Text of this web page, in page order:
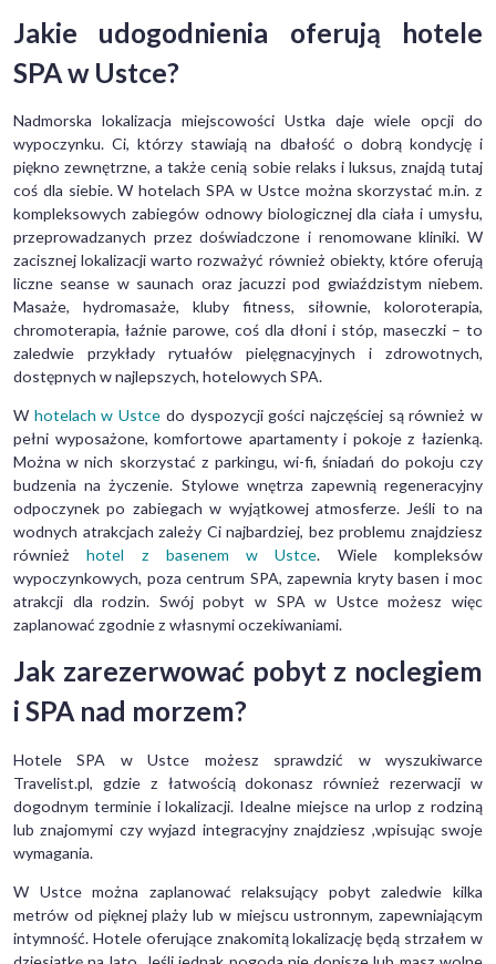
Jakie udogodnienia oferują hotele
SPA w Ustce?
Nadmorska lokalizacja miejscowości Ustka daje wiele opcji do
wypoczynku. Ci, którzy stawiają na dbałość o dobrą kondycję i
piękno zewnętrzne, a także cenią sobie relaks i luksus, znajdą tutaj
coś dla siebie. W hotelach SPA w Ustce można skorzystać m.in. z
kompleksowych zabiegów odnowy biologicznej dla ciała i umysłu,
przeprowadzanych przez doświadczone i renomowane kliniki. W
zacisznej lokalizacji warto rozważyć również obiekty, które oferują
liczne seanse w saunach oraz jacuzzi pod gwiaździstym niebem.
Masaże, hydromasaże, kluby fitness, siłownie, koloroterapia,
chromoterapia, łaźnie parowe, coś dla dłoni i stóp, maseczki – to
zaledwie przykłady rytuałów pielęgnacyjnych i zdrowotnych,
dostępnych w najlepszych, hotelowych SPA.
W hotelach w Ustce do dyspozycji gości najczęściej są również w
pełni wyposażone, komfortowe apartamenty i pokoje z łazienką.
Można w nich skorzystać z parkingu, wi-fi, śniadań do pokoju czy
budzenia na życzenie. Stylowe wnętrza zapewnią regeneracyjny
odpoczynek po zabiegach w wyjątkowej atmosferze. Jeśli to na
wodnych atrakcjach zależy Ci najbardziej, bez problemu znajdziesz
równieżhotel z basenem w Ustce. Wiele kompleksów
wypoczynkowych, poza centrum SPA, zapewnia kryty basen i moc
atrakcji dla rodzin. Swój pobyt w SPA w Ustce możesz więc
zaplanować zgodnie z własnymi oczekiwaniami.
Jak zarezerwować pobyt z noclegiem
i SPA nad morzem?
Hotele SPA w Ustce możesz sprawdzić w wyszukiwarce
Travelist.pl, gdzie z łatwością dokonasz również rezerwacji w
dogodnym terminie i lokalizacji. Idealne miejsce na urlop z rodziną
lub znajomymi czy wyjazd integracyjny znajdziesz ,wpisując swoje
wymagania.
W Ustce można zaplanować relaksujący pobyt zaledwie kilka
metrów od pięknej plaży lub w miejscu ustronnym, zapewniającym
intymność. Hotele oferujące znakomitą lokalizację będą strzałem w